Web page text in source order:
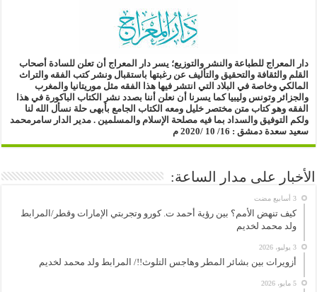
دار المعراج للطباعة والنشر والتوزيع؛ يسر دار المعراج أن تعلن للسادة أصحاب
القلم والثقافة والتحقيق والتأليف عن رغبتها باستقبال ونشر كتب الفقه والتراث
المالكي وخاصة في البلاد التي انتشر فيها هذا الفقه مثل موريتانيا والمغرب
والجزائر وتونس وليبيا كما يسرنا أن نعلن أننا بصدد نشر الكتاب الباكورة في هذا
الفقه وهو كتاب متن مختصر خليل ومعه الكتاب الجامع بأبهى حلة نسأل الله لنا
ولكم التوفيق والسداد بما فيه مصلحة الإسلام والمسلمين . مدير الدار سامرمحمد
سعيد سعدة دمشق : 16/ 10 /2020 م
الأخبار على مدار الساعة:
‏3 أسابيع مضت
كيف تنهض الأمم؟ بين رؤية أحمد ت. كورو وتجربتي الإمارات وقطر/المرابط
ولد محمد لخديم
3 يوليو، 2026
أزويرات بين بشائر المطر وهاجس التلوث!!/ المرابط ولد محمد لخديم
5 مايو، 2026